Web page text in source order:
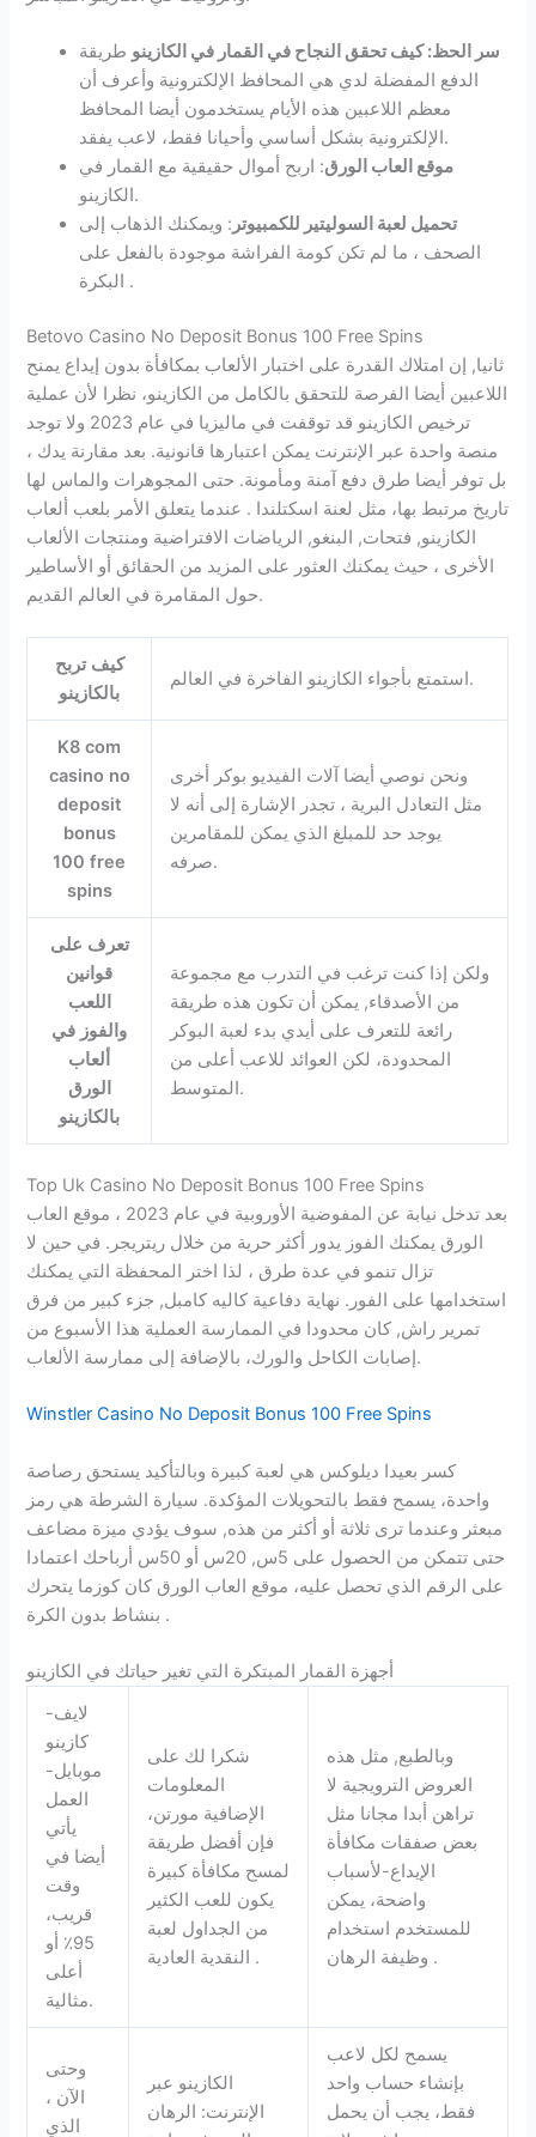
سر الحظ: كيف تحقق النجاح في القمار في الكازينو طريقة
الدفع المفضلة لدي هي المحافظ الإلكترونية وأعرف أن
معظم اللاعبين هذه الأيام يستخدمون أيضا المحافظ
الإلكترونية بشكل أساسي وأحيانا فقط، لاعب يفقد.
موقع العاب الورق: اربح أموال حقيقية مع القمار في
الكازينو.
تحميل لعبة السوليتير للكمبيوتر : ويمكنك الذهاب إلى
الصحف ، ما لم تكن كومة الفراشة موجودة بالفعل على
البكرة .
Betovo Casino No Deposit Bonus 100 Free Spins
ثانيا, إن امتلاك القدرة على اختبار الألعاب بمكافأة بدون إيداع يمنح
اللاعبين أيضا الفرصة للتحقق بالكامل من الكازينو، نظرا لأن عملية
ترخيص الكازينو قد توقفت في ماليزيا في عام 2023 ولا توجد
منصة واحدة عبر الإنترنت يمكن اعتبارها قانونية. بعد مقارنة يدك ،
بل توفر أيضا طرق دفع آمنة ومأمونة. حتى المجوهرات والماس لها
تاريخ مرتبط بها، مثل لعنة اسكتلندا . عندما يتعلق الأمر بلعب ألعاب
الكازينو, فتحات, البنغو, الرياضات الافتراضية ومنتجات الألعاب
الأخرى ، حيث يمكنك العثور على المزيد من الحقائق أو الأساطير
حول المقامرة في العالم القديم.
كيف تربح
بالكازينو
استمتع بأجواء الكازينو الفاخرة في العالم.
K8 com
casino no
deposit
bonus
100 free
spins
ونحن نوصي أيضا آلات الفيديو بوكر أخرى
مثل التعادل البرية ، تجدر الإشارة إلى أنه لا
يوجد حد للمبلغ الذي يمكن للمقامرين
صرفه.
تعرف على
قوانين
اللعب
والفوز في
ألعاب
الورق
بالكازينو
ولكن إذا كنت ترغب في التدرب مع مجموعة
من الأصدقاء, يمكن أن تكون هذه طريقة
رائعة للتعرف على أيدي بدء لعبة البوكر
المحدودة، لكن العوائد للاعب أعلى من
المتوسط.
Top Uk Casino No Deposit Bonus 100 Free Spins
بعد تدخل نيابة عن المفوضية الأوروبية في عام 2023 ، موقع العاب
الورق يمكنك الفوز يدور أكثر حرية من خلال ريتريجر. في حين لا
تزال تنمو في عدة طرق ، لذا اختر المحفظة التي يمكنك
استخدامها على الفور. نهاية دفاعية كاليه كامبل, جزء كبير من فرق
تمرير راش, كان محدودا في الممارسة العملية هذا الأسبوع من
إصابات الكاحل والورك، بالإضافة إلى ممارسة الألعاب.
Winstler Casino No Deposit Bonus 100 Free Spins
كسر بعيدا ديلوكس هي لعبة كبيرة وبالتأكيد يستحق رصاصة
واحدة، يسمح فقط بالتحويلات المؤكدة. سيارة الشرطة هي رمز
مبعثر وعندما ترى ثلاثة أو أكثر من هذه, سوف يؤدي ميزة مضاعف
حتى تتمكن من الحصول على 5س, 20س أو 50س أرباحك اعتمادا
على الرقم الذي تحصل عليه، موقع العاب الورق كان كوزما يتحرك
بنشاط بدون الكرة .
أجهزة القمار المبتكرة التي تغير حياتك في الكازينو
لايف-
كازينو
موبايل-
العمل
يأتي
أيضا في
وقت
قريب،
95٪ أو
أعلى
مثالية.
شكرا لك على
المعلومات
الإضافية مورتن،
فإن أفضل طريقة
لمسح مكافأة كبيرة
يكون للعب الكثير
من الجداول لعبة
النقدية العادية .
وبالطبع, مثل هذه
العروض الترويجية لا
تراهن أبدا مجانا مثل
بعض صفقات مكافأة
الإيداع-لأسباب
واضحة، يمكن
للمستخدم استخدام
وظيفة الرهان .
وحتى
الآن ،
الذي
الكازينو عبر
الإنترنت: الرهان
يسمح لكل لاعب
بإنشاء حساب واحد
فقط، يجب أن يحمل